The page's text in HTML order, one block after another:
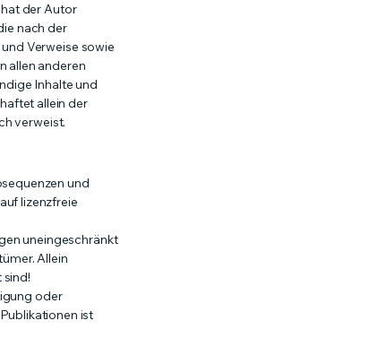
der Autor
nach der
Verweise sowie
allen anderen
Inhalte und
allein der
verweist.
und
lizenzfreie
uneingeschränkt
Allein
oder
ist